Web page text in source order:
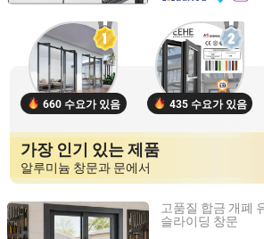
660 수요가 있음 435 수요가 있음
가장 인기 있는 제품
알루미늄 창문과 문에서
고품질 합금 개폐
슬라이딩 창문
Fujian Degao Intelligent Technology Co.,